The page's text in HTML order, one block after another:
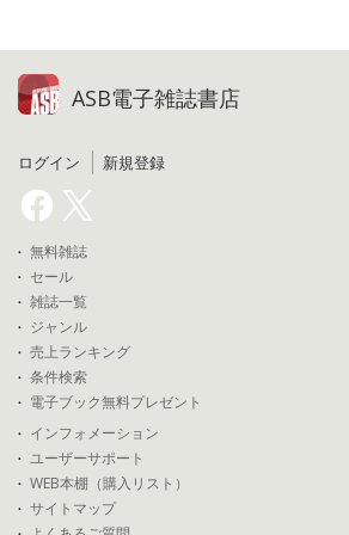
ASB電子雑誌書店
ログイン 新規登録
無料雑誌
セール
雑誌一覧
ジャンル
売上ランキング
条件検索
電子ブック無料プレゼント
インフォメーション
ユーザーサポート
WEB本棚（購入リスト）
サイトマップ